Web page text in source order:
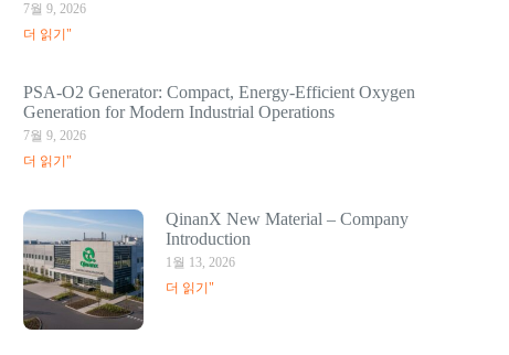
7월 9, 2026
더 읽기"
PSA-O2 Generator: Compact, Energy-Efficient Oxygen
Generation for Modern Industrial Operations
7월 9, 2026
더 읽기"
QinanX New Material – Company
Introduction
1월 13, 2026
더 읽기"